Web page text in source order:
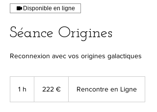
Disponible en ligne
Séance Origines
Reconnexion avec vos origines galactiques
1 h 222 € Rencontre en Ligne